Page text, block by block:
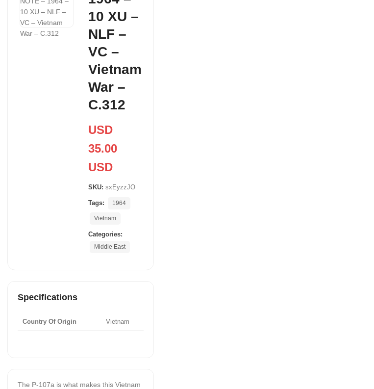
10 XU –
NLF –
VC –
Vietnam
War –
C.312
USD
35.00
USD
SKU: sxEyzzJO
Tags: 1964
Vietnam
Categories:
Middle East
Specifications
Country Of Origin Vietnam
The P-107a is what makes this Vietnam